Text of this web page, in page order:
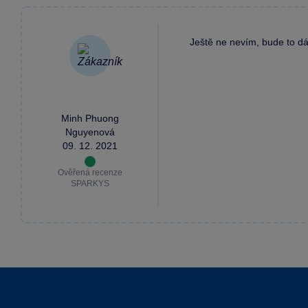
Minh Phuong
Nguyenová
09. 12. 2021
Ověřená recenze
SPARKYS
Ještě ne nevím, bude to